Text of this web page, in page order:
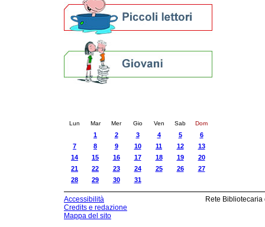
Lun Mar Mer Gio Ven Sab Dom
1 2 3 4 5
6
7
8 9 10 11 12
13
14
15 16 17 18 19
20
21
22 23 24 25 26
27
28
29 30 31
Accessibilità
Credits e redazione
Mappa del sito
Rete